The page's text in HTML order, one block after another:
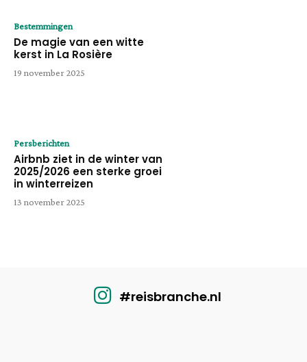
Bestemmingen
De magie van een witte
kerst in La Rosière
19 november 2025
Persberichten
Airbnb ziet in de winter van
2025/2026 een sterke groei
in winterreizen
13 november 2025
#reisbranche.nl